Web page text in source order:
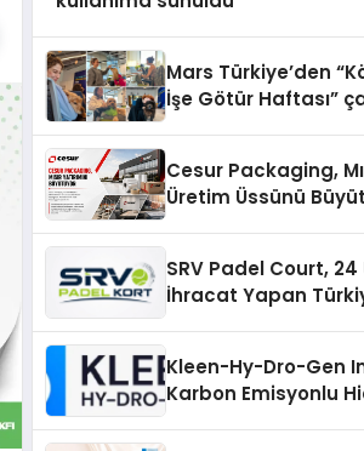
Mars Türkiye’den
İşe Götür Haftası”
Cesur Packaging,
Üretim Üssünü
SRV Padel Court, 24
İhracat Yapan
Kleen-Hy-Dro-Gen
Karbon Emisyonlu